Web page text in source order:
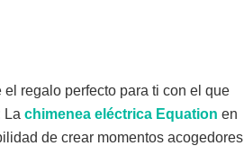
el regalo perfecto para ti con el que
La chimenea eléctrica Equation en
de crear momentos acogedores